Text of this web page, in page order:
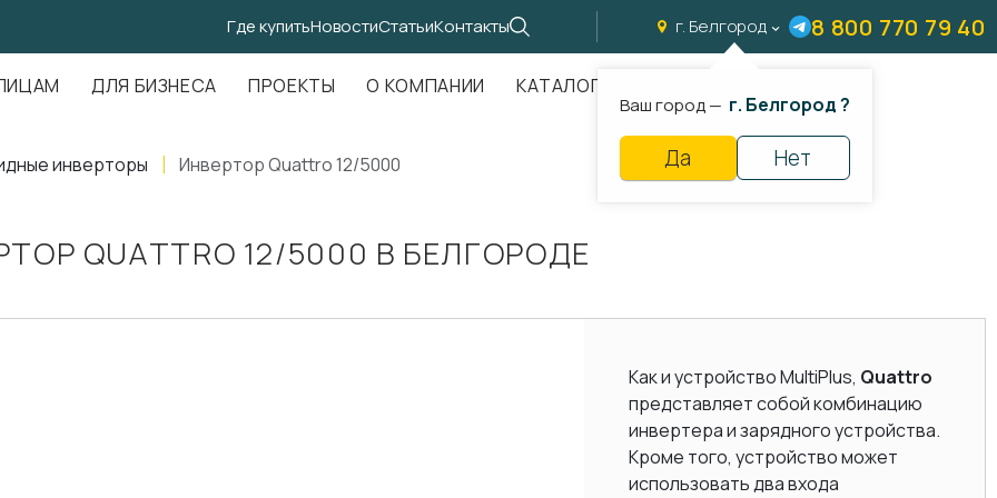
Где купитьНовостиСтатьиКонтакты г. Белгород
Ваш город — г. Белгород ?
Да Нет
8 800 770 79 40
ДЛЯ БИЗНЕСА ПРОЕКТЫ О КОМПАНИИ КАТАЛОГ
инверторы Инвертор Quattro 12/5000
QUATTRO 12/5000 В БЕЛГОРОДЕ
Как и устройство MultiPlus, Quattro
представляет собой комбинацию
инвертера и зарядного устройства.
Кроме того, устройство может
использовать два входа